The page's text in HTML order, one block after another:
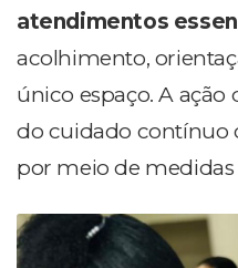
atendimentos
acolhimento,
único espaço. A
do cuidado contínuo
por meio de medidas